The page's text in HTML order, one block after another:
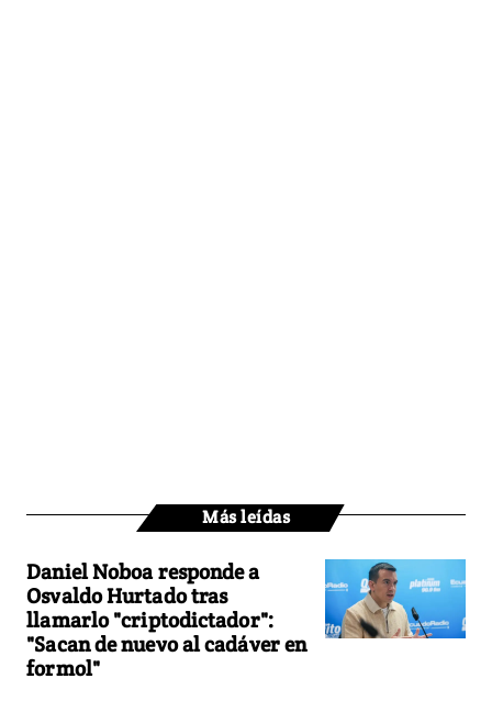
Más leídas
Daniel Noboa responde a
Osvaldo Hurtado tras
llamarlo "criptodictador":
"Sacan de nuevo al cadáver en
formol"